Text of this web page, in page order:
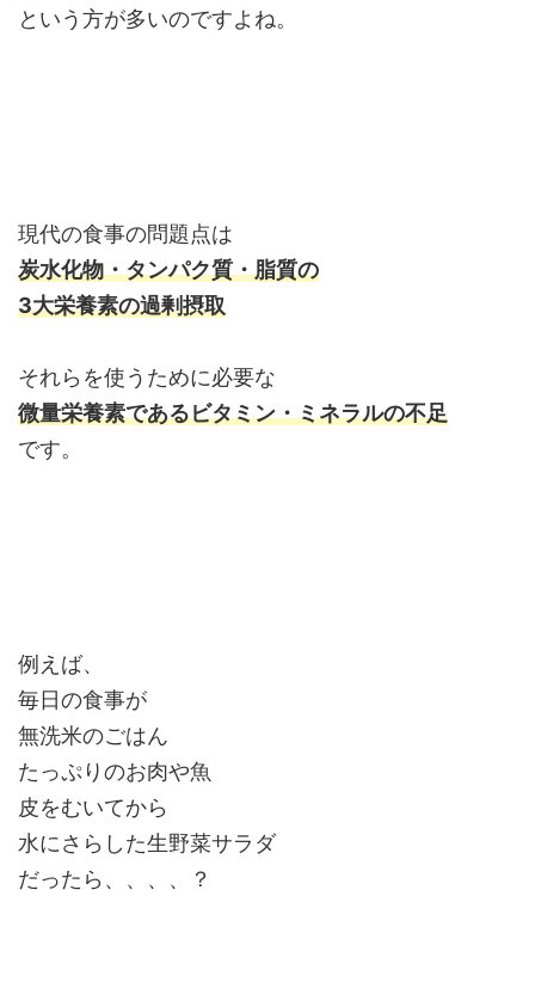
という方が多いのですよね。
現代の食事の問題点は
炭水化物・タンパク質・脂質の
3大栄養素の過剰摂取
それらを使うために必要な
微量栄養素であるビタミン・ミネラルの不足
です。
例えば、
毎日の食事が
無洗米のごはん
たっぷりのお肉や魚
皮をむいてから
水にさらした生野菜サラダ
だったら、、、、？